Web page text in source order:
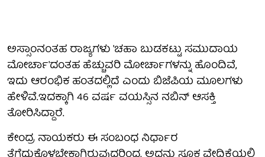
ಅಸ್ಸಾಂನಂತಹ ರಾಜ್ಯಗಳು 'ಚಹಾ ಬುಡಕಟ್ಟು ಸಮುದಾಯ
ಮೋರ್ಚಾ'ದಂತಹ ಹೆಚ್ಚುವರಿ ಮೋರ್ಚಾಗಳನ್ನು ಹೊಂದಿವೆ,
ಇದು ಆರಂಭಿಕ ಹಂತದಲ್ಲಿದೆ ಎಂದು ಬಿಜೆಪಿಯ ಮೂಲಗಳು
ಹೇಳಿವೆ.ಇದಕ್ಕಾಗಿ 46 ವರ್ಷ ವಯಸ್ಸಿನ ನಬಿನ್ ಆಸಕ್ತಿ
ತೋರಿಸಿದ್ದಾರೆ.
ಕೇಂದ್ರ ನಾಯಕರು ಈ ಸಂಬಂಧ ನಿರ್ಧಾರ